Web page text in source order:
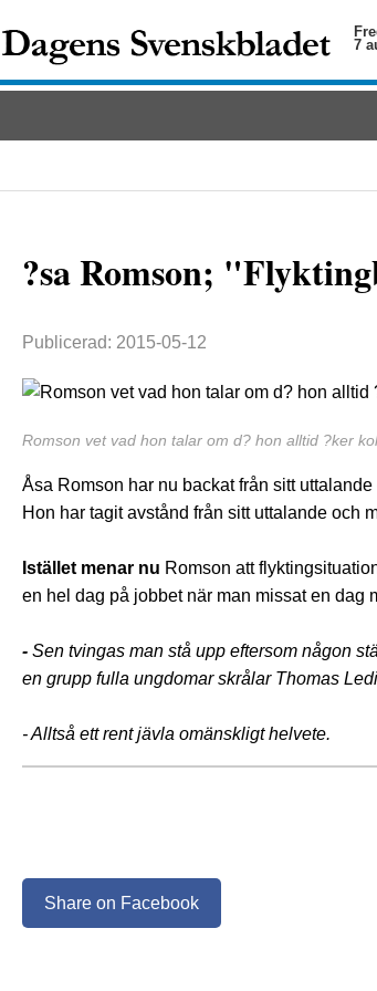
7
?sa Romson;
Publicerad: 2015-05-12
Romson vet vad hon talar om d? hon alltid ?ker
Åsa Romson har nu backat från sitt
Hon har tagit avstånd från sitt uttalande och
Istället menar nu Romson att
en hel dag på jobbet när man missat en dag
- Sen tvingas man stå upp eftersom någon
en grupp fulla ungdomar skrålar Thomas
- Alltså ett rent jävla omänskligt helvete.
Share on Facebook